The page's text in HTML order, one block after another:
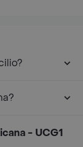
- UCG1